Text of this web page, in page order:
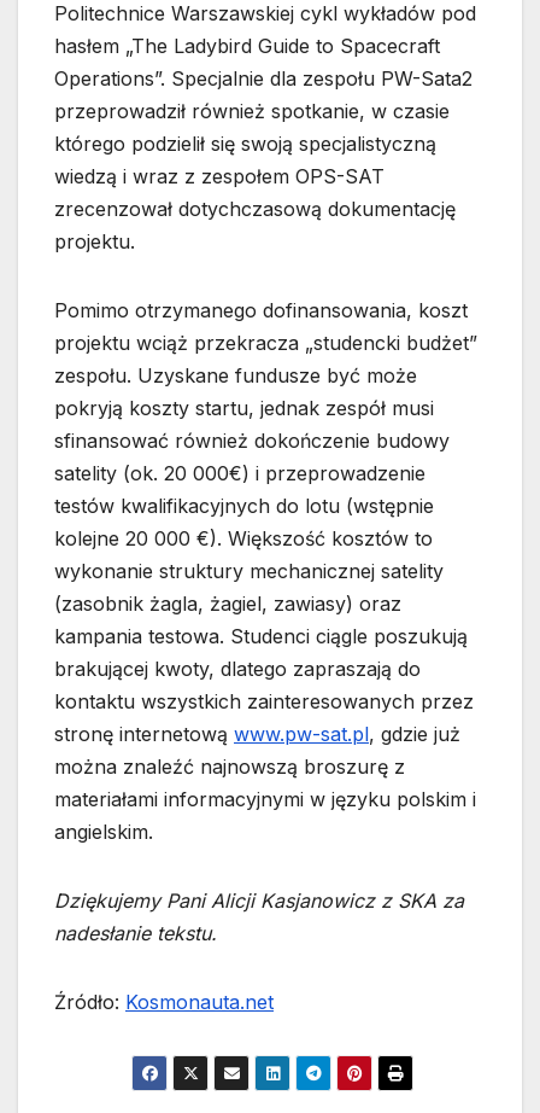
Politechnice Warszawskiej cykl wykładów pod
hasłem „The Ladybird Guide to Spacecraft
Operations”. Specjalnie dla zespołu PW-Sata2
przeprowadził również spotkanie, w czasie
którego podzielił się swoją specjalistyczną
wiedzą i wraz z zespołem OPS-SAT
zrecenzował dotychczasową dokumentację
projektu.
Pomimo otrzymanego dofinansowania, koszt
projektu wciąż przekracza „studencki budżet”
zespołu. Uzyskane fundusze być może
pokryją koszty startu, jednak zespół musi
sfinansować również dokończenie budowy
satelity (ok. 20 000€) i przeprowadzenie
testów kwalifikacyjnych do lotu (wstępnie
kolejne 20 000 €). Większość kosztów to
wykonanie struktury mechanicznej satelity
(zasobnik żagla, żagiel, zawiasy) oraz
kampania testowa. Studenci ciągle poszukują
brakującej kwoty, dlatego zapraszają do
kontaktu wszystkich zainteresowanych przez
stronę internetową www.pw-sat.pl, gdzie już
można znaleźć najnowszą broszurę z
materiałami informacyjnymi w języku polskim i
angielskim.
Dziękujemy Pani Alicji Kasjanowicz z SKA za
nadesłanie tekstu.
Źródło: Kosmonauta.net